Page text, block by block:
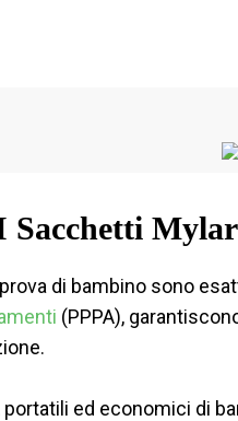
Sacchetti
di bambino sono
(PPPA),
ed economici di